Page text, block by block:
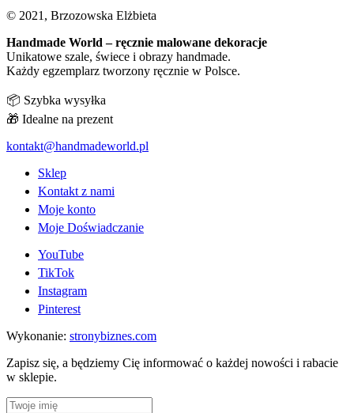
© 2021, Brzozowska Elżbieta
Handmade World – ręcznie malowane dekoracje
Unikatowe szale, świece i obrazy handmade.
Każdy egzemplarz tworzony ręcznie w Polsce.
📦 Szybka wysyłka
🎁 Idealne na prezent
kontakt@handmadeworld.pl
Sklep
Kontakt z nami
Moje konto
Moje Doświadczanie
YouTube
TikTok
Instagram
Pinterest
Wykonanie: stronybiznes.com
Zapisz się, a będziemy Cię informować o każdej nowości i rabacie
w sklepie.